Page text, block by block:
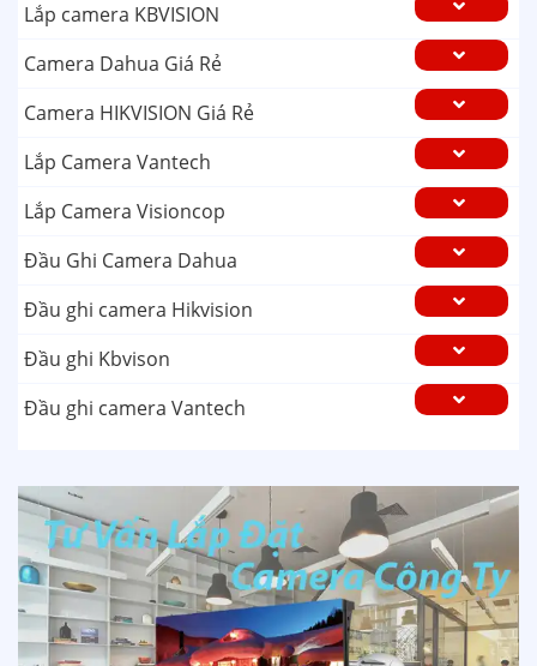
Lắp camera KBVISION
Camera Dahua Giá Rẻ
Camera HIKVISION Giá Rẻ
Lắp Camera Vantech
Lắp Camera Visioncop
Đầu Ghi Camera Dahua
Đầu ghi camera Hikvision
Đầu ghi Kbvison
Đầu ghi camera Vantech